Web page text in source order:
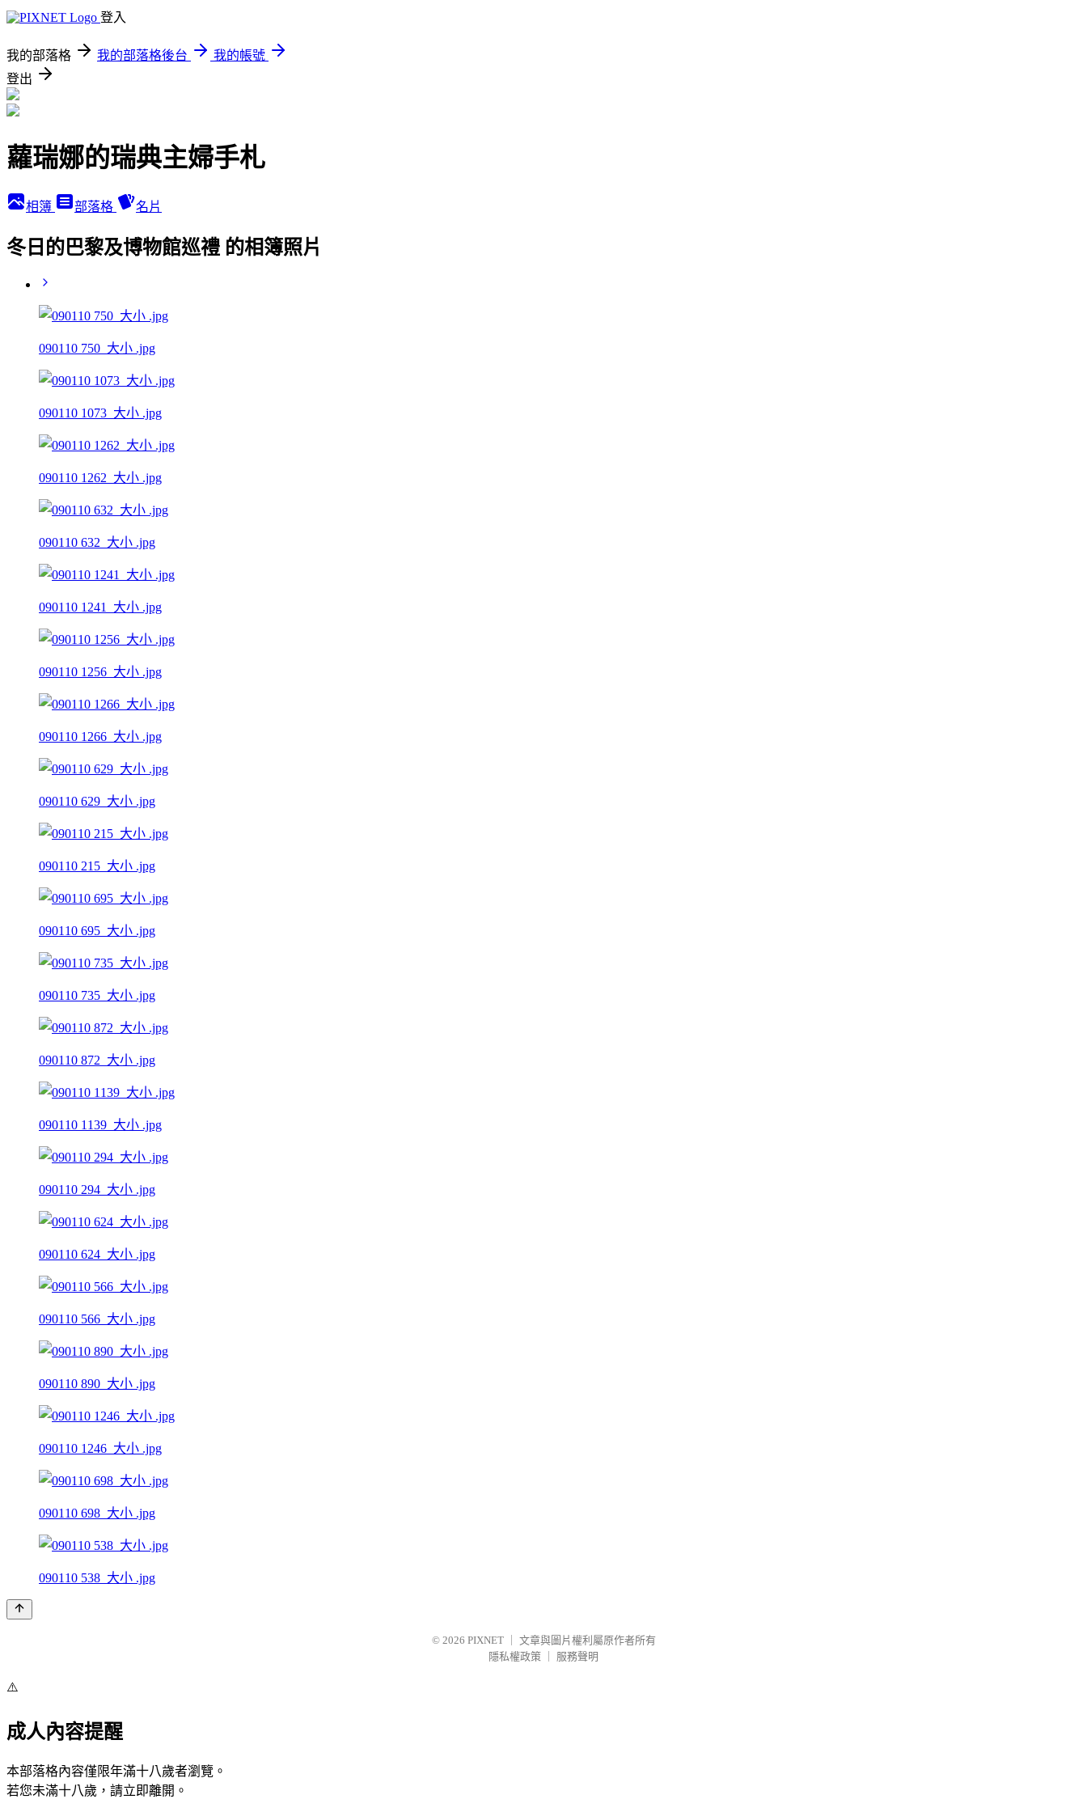
登入
我的部落格 我的部落格後台
我的帳號
登出
蘿瑞娜的瑞典主婦手札
相簿 部落格 名片
冬日的巴黎及博物館巡禮 的相簿照片
090110 750_大小 .jpg
090110 1073_大小 .jpg
090110 1262_大小 .jpg
090110 632_大小 .jpg
090110 1241_大小 .jpg
090110 1256_大小 .jpg
090110 1266_大小 .jpg
090110 629_大小 .jpg
090110 215_大小 .jpg
090110 695_大小 .jpg
090110 735_大小 .jpg
090110 872_大小 .jpg
090110 1139_大小 .jpg
090110 294_大小 .jpg
090110 624_大小 .jpg
090110 566_大小 .jpg
090110 890_大小 .jpg
090110 1246_大小 .jpg
090110 698_大小 .jpg
090110 538_大小 .jpg
© 2026 PIXNET
文章與圖片權利屬原作者所有
隱私權政策
服務聲明
⚠️
成人內容提醒
本部落格內容僅限年滿十八歲者瀏覽。
若您未滿十八歲，請立即離開。